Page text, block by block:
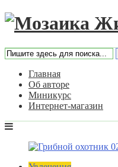
Главная
Об авторе
Миникурс
Интернет-магазин